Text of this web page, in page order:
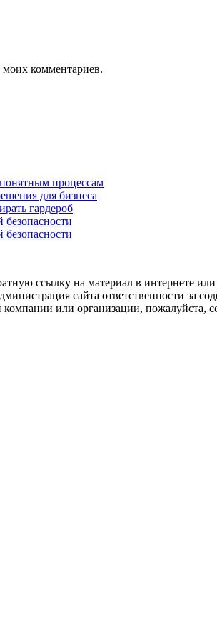
моих комментариев.
процессам
для бизнеса
гардероб
ссылку на материал в интернете
сайта ответственности за
или организации, пожалуйста,